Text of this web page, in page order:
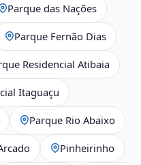
Parque das Nações
Parque Fernão Dias
Residencial Atibaia
Itaguaçu
Parque Rio Abaixo
Pinheirinho